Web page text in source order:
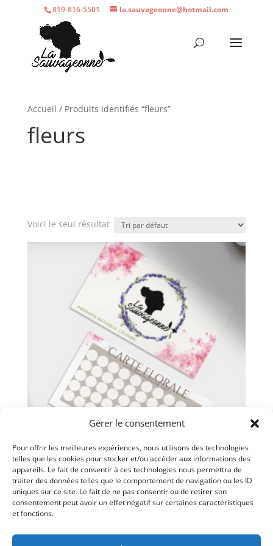
Gérer le consentement
Pour offrir les meilleures expériences, nous utilisons des technologies
telles que les cookies pour stocker et/ou accéder aux informations des
appareils. Le fait de consentir à ces technologies nous permettra de
traiter des données telles que le comportement de navigation ou les ID
uniques sur ce site. Le fait de ne pas consentir ou de retirer son
consentement peut avoir un effet négatif sur certaines caractéristiques
et fonctions.
819-816-5501 la.sauvageonne@hotmail.com
Accueil / Produits identifiés “fleurs”
fleurs
Voici le seul résultat
Carte Florale
$25.00 – $50.00Plage
de